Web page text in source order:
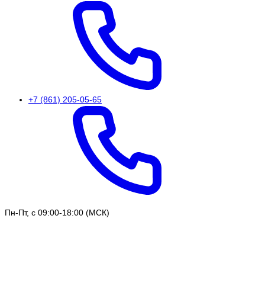
+7 (861) 205-05-65
Пн-Пт, с 09:00-18:00 (МСК)